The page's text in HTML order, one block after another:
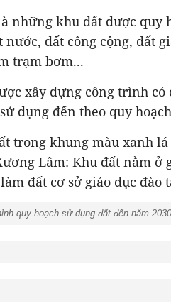
những khu đất được quy
đất công cộng, đất
trạm bơm...
xây dựng công trình có
dụng đến theo quy
trong khung màu xanh
Lâm: Khu đất nằm ở
đất cơ sở giáo dục đào
quy hoạch sử dụng đất đến năm